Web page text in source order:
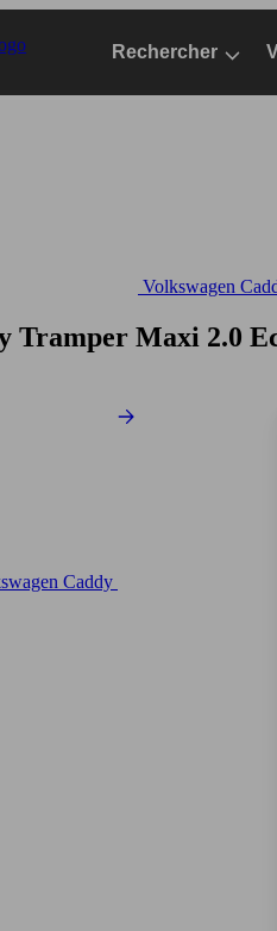
Rechercher
Volkswagen
Tramper Maxi 2.0
Caddy